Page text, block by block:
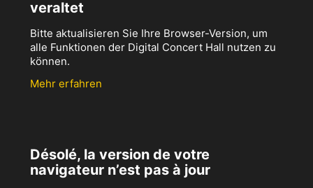
veraltet
Bitte aktualisieren Sie Ihre Browser-Version, um
alle Funktionen der Digital Concert Hall nutzen zu
können.
Mehr erfahren
Désolé, la version de votre
navigateur n’est pas à jour